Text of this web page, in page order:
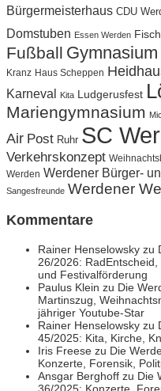
Bürgermeisterhaus CDU
Domstuben Essen Werden
Fußball
Kranz Haus Scheppen
Karneval Kita Ludgerusfest
Mariengymnasium
Air Post Ruhr SC
Verkehrskonzept
Werden Werdener Bürger-
Sangesfreunde Werdener
Kommentare
Rainer Henselowsky zu
26/2026:
und Festivalförderung
Paulus Klein zu Die
Martinszug,
jähriger Youtube-Star
Rainer Henselowsky zu
45/2025: Kita, Kirche,
Iris Freese zu Die
Konzerte, Forensik,
Ansgar Berghoff zu Die